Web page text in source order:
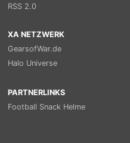
RSS 2.0
XA NETZWERK
GearsofWar.de
Halo Universe
PARTNERLINKS
Football Snack Helme